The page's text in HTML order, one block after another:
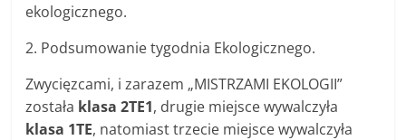
ekologicznego.
2. Podsumowanie tygodnia Ekologicznego.
Zwycięzcami, i zarazem „MISTRZAMI EKOLOGII”
została klasa 2TE1, drugie miejsce wywalczyła
klasa 1TE, natomiast trzecie miejsce wywalczyła